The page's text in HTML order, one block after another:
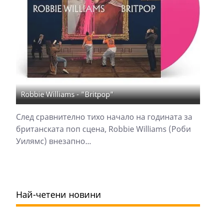
Robbie Williams - "Britpop"
След сравнително тихо начало на годината за
британската поп сцена, Robbie Williams (Роби
Уилямс) внезапно...
Най-четени новини